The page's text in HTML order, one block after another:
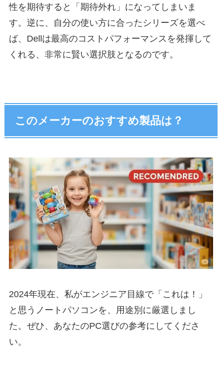
性を期待すると「期待外れ」になってしまいま
す。逆に、自分の使い方に合ったシリーズを選べ
ば、Dellは最高のコストパフォーマンスを発揮して
くれる、非常に賢い選択肢となるのです。
このメーカーのおすすめ製品は？
2024年現在、私がエンジニア目線で「これは！」
と思うノートパソコンを、用途別に厳選しまし
た。ぜひ、あなたのPC選びの参考にしてくださ
い。